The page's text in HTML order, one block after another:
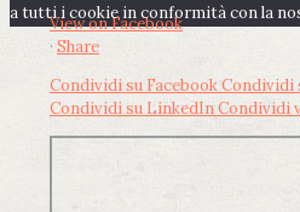
View on Facebook
· Share
Condividi su FacebookCondividi
Condividi su LinkedInCondividi
a tutti i cookie in conformità con la